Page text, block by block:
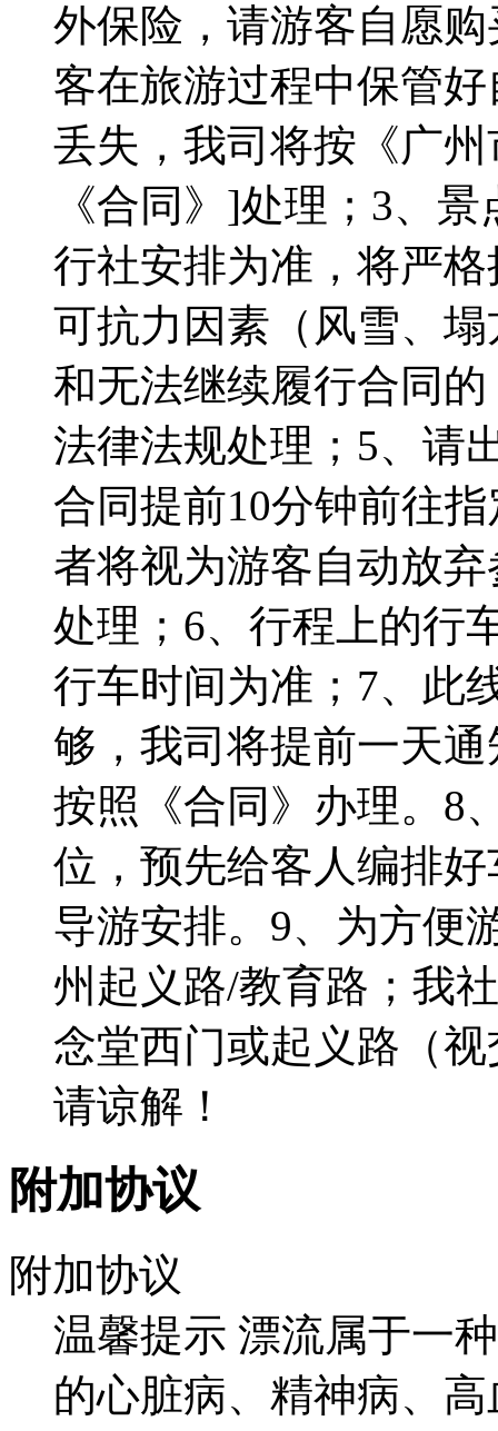
外保险，请游客自愿
客在旅游过程中保管
丢失，我司将按《广
《合同》]处理；3、
行社安排为准，将严
可抗力因素（风雪、
和无法继续履行合同
法律法规处理；5、请
合同提前10分钟前往
者将视为游客自动放
处理；6、行程上的行
行车时间为准；7、此
够，我司将提前一天
按照《合同》办理。8
位，预先给客人编排
导游安排。9、为方便
州起义路/教育路；我
念堂西门或起义路（
请谅解！
附加协议
附加协议
温馨提示 漂流属于一
的心脏病、精神病、